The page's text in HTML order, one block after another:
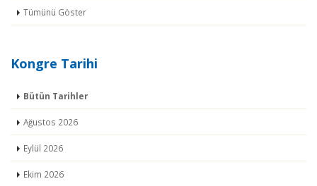
Tümünü Göster
Kongre Tarihi
Bütün Tarihler
Ağustos 2026
Eylül 2026
Ekim 2026